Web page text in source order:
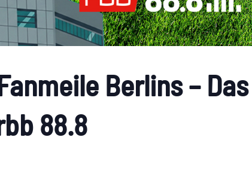
Berlins –
88.8